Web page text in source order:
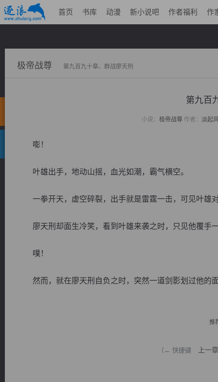
首页 书库 动漫 新小说吧 作者福利 作
极帝战尊 第九百九十章、群战廖天刑
第九百
小说： 极帝战尊作者： 淡起
嘭！
叶雄出手，地动山摇，血光如潮，霸气横空。
一拳开天，虚空碎裂，出手就是雷霆一击，可见叶雄
廖天刑却面生冷笑，看到叶雄来袭之时，只见他覆手
噗！
然而，就在廖天刑自负之时，突然一道剑影划过他的
推
（← 快捷键 上一章